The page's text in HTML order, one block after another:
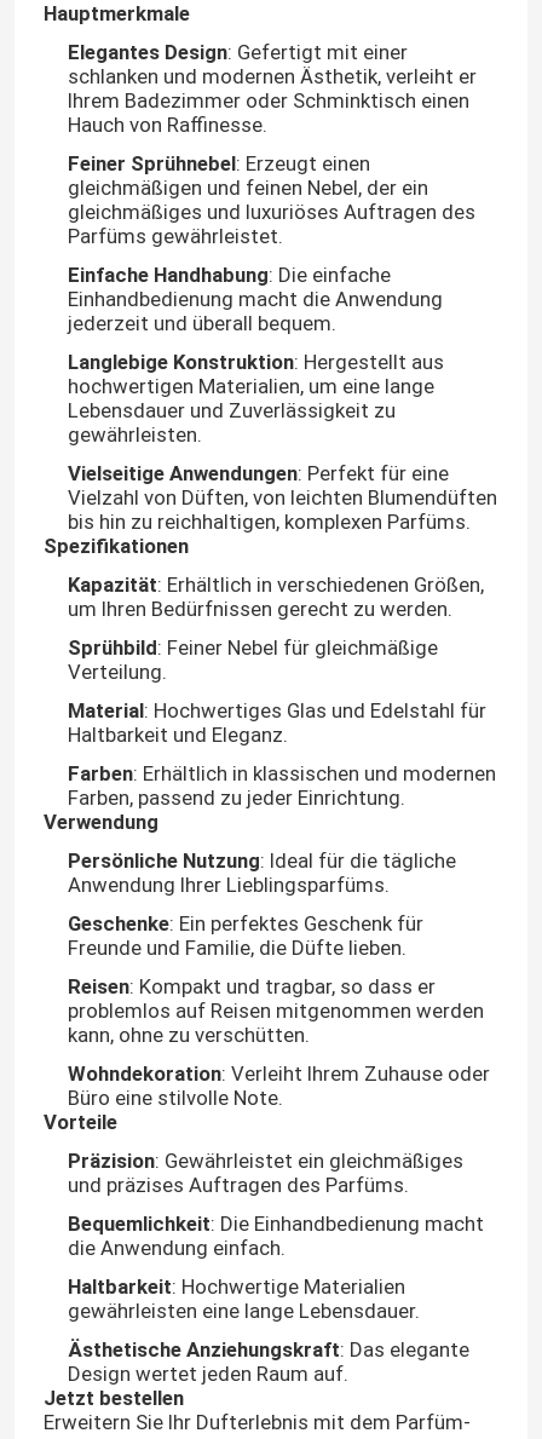
Hauptmerkmale
Elegantes Design: Gefertigt mit einer
schlanken und modernen Ästhetik, verleiht er
Ihrem Badezimmer oder Schminktisch einen
Hauch von Raffinesse.
Feiner Sprühnebel: Erzeugt einen
gleichmäßigen und feinen Nebel, der ein
gleichmäßiges und luxuriöses Auftragen des
Parfüms gewährleistet.
Einfache Handhabung: Die einfache
Einhandbedienung macht die Anwendung
jederzeit und überall bequem.
Langlebige Konstruktion: Hergestellt aus
hochwertigen Materialien, um eine lange
Lebensdauer und Zuverlässigkeit zu
gewährleisten.
Vielseitige Anwendungen: Perfekt für eine
Vielzahl von Düften, von leichten Blumendüften
bis hin zu reichhaltigen, komplexen Parfüms.
Spezifikationen
Kapazität: Erhältlich in verschiedenen Größen,
um Ihren Bedürfnissen gerecht zu werden.
Sprühbild: Feiner Nebel für gleichmäßige
Verteilung.
Material: Hochwertiges Glas und Edelstahl für
Haltbarkeit und Eleganz.
Farben: Erhältlich in klassischen und modernen
Farben, passend zu jeder Einrichtung.
Verwendung
Persönliche Nutzung: Ideal für die tägliche
Anwendung Ihrer Lieblingsparfüms.
Geschenke: Ein perfektes Geschenk für
Freunde und Familie, die Düfte lieben.
Reisen: Kompakt und tragbar, so dass er
problemlos auf Reisen mitgenommen werden
kann, ohne zu verschütten.
Wohndekoration: Verleiht Ihrem Zuhause oder
Büro eine stilvolle Note.
Vorteile
Präzision: Gewährleistet ein gleichmäßiges
und präzises Auftragen des Parfüms.
Bequemlichkeit: Die Einhandbedienung macht
die Anwendung einfach.
Haltbarkeit: Hochwertige Materialien
gewährleisten eine lange Lebensdauer.
Ästhetische Anziehungskraft: Das elegante
Design wertet jeden Raum auf.
Jetzt bestellen
Erweitern Sie Ihr Dufterlebnis mit dem Parfüm-